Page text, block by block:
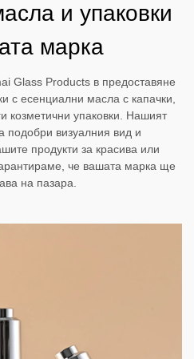
и упаковки
марка
Glass Products в предоставяне
с есенциални масла с капачки,
козметични упаковки. Нашият
подобри визуалния вид и
продукти за красива или
че вашата марка ще
на пазара.